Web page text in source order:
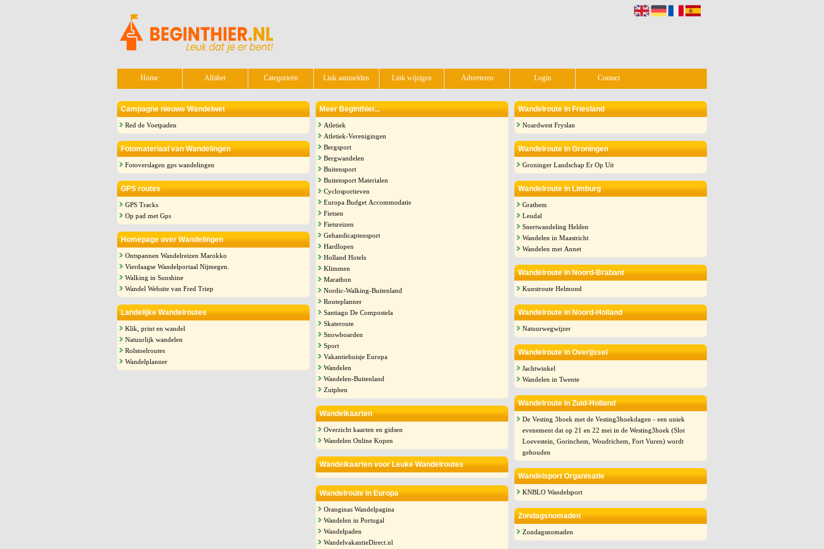
Home Alfabet Categorieën Link aanmelden Link wijzigen Adverteren Login Contact
Campagne nieuwe Wandelwet
Red de Voetpaden
Fotomateriaal van Wandelingen
Fotoverslagen gps wandelingen
GPS routes
GPS Tracks
Op pad met Gps
Homepage over Wandelingen
Ontspannen Wandelreizen Marokko
Vierdaagse Wandelportaal Nijmegen.
Walking in Sunshine
Wandel Website van Fred Triep
Landelijke Wandelroutes
Klik, print en wandel
Natuurlijk wandelen
Rolstoelroutes
Wandelplanner
Meer Beginthier...
Atletiek
Atletiek-Verenigingen
Bergsport
Bergwandelen
Buitensport
Buitensport Materialen
Cyclosportieven
Europa Budget Accommodatie
Fietsen
Fietsreizen
Gehandicaptensport
Hardlopen
Holland Hotels
Klimmen
Marathon
Nordic-Walking-Buitenland
Routeplanner
Santiago De Compostela
Skateroute
Snowboarden
Sport
Vakantiehuisje Europa
Wandelen
Wandelen-Buitenland
Zutphen
Wandelkaarten
Overzicht kaarten en gidsen
Wandelen Online Kopen
Wandelkaarten voor Leuke Wandelroutes
Wandelroute in Europa
Oranginas Wandelpagina
Wandelen in Portugal
Wandelpaden
WandelvakantieDirect.nl
Wandelroute in Friesland
Noardwest Fryslan
Wandelroute in Groningen
Groninger Landschap Er Op Uit
Wandelroute in Limburg
Grathem
Leudal
Snertwandeling Helden
Wandelen in Maastricht
Wandelen met Annet
Wandelroute in Noord-Brabant
Kunstroute Helmond
Wandelroute in Noord-Holland
Natuurwegwijzer
Wandelroute in Overijssel
Jachtwinkel
Wandelen in Twente
Wandelroute in Zuid-Holland
De Vesting 3hoek met de Vesting3hoekdagen - een uniek
evenement dat op 21 en 22 mei in de Westing3hoek (Slot
Loevestein, Gorinchem, Woudrichem, Fort Vuren) wordt
gehouden
Wandelsport Organisatie
KNBLO Wandelsport
Zondagsnomaden
Zondagsnomaden